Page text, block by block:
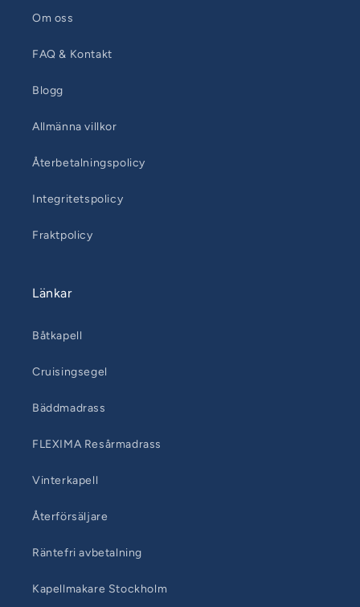
Om oss
FAQ & Kontakt
Blogg
Allmänna villkor
Återbetalningspolicy
Integritetspolicy
Fraktpolicy
Länkar
Båtkapell
Cruisingsegel
Bäddmadrass
FLEXIMA Resårmadrass
Vinterkapell
Återförsäljare
Räntefri avbetalning
Kapellmakare Stockholm